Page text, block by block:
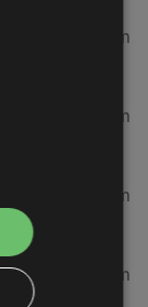
3,31 km
3,32 km
3,41 km
3,58 km